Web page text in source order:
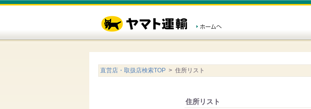
直営店・取扱店検索TOP > 住所リスト
住所リスト